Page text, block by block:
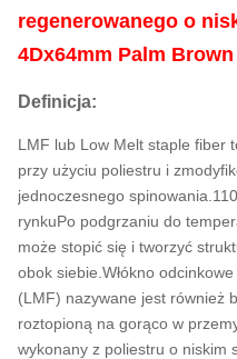
regenerowanego o
4Dx64mm Palm Brown
Definicja:
LMF lub Low Melt staple fiber
przy użyciu poliestru i
jednoczesnego
rynkuPo podgrzaniu do
może stopić się i tworzyć
obok siebie.Włókno
(LMF) nazywane jest również
roztopioną na gorąco w
wykonany z poliestru o niskim